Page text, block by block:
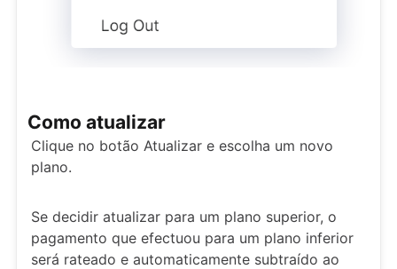
Como atualizar
Clique no botão Atualizar e escolha um novo
plano.
Se decidir atualizar para um plano superior, o
pagamento que efectuou para um plano inferior
será rateado e automaticamente subtraído ao